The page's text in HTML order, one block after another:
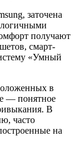
заточена
получают
смарт-
«Умный
в
— понятное
В
часто
на